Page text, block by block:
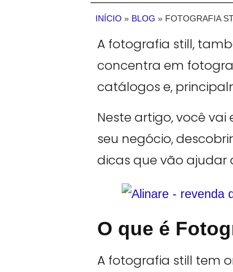
INÍCIO » BLOG » FOTOGRAFIA
A fotografia still,
concentra em
catálogos e,
Neste artigo, você
seu negócio,
dicas que vão ajudar
O que é
A fotografia still tem